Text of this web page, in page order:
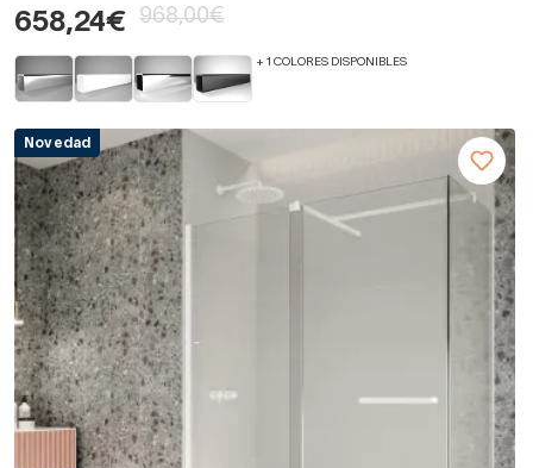
658,24€ 968,00€
+ 1 COLORES DISPONIBLES
Novedad